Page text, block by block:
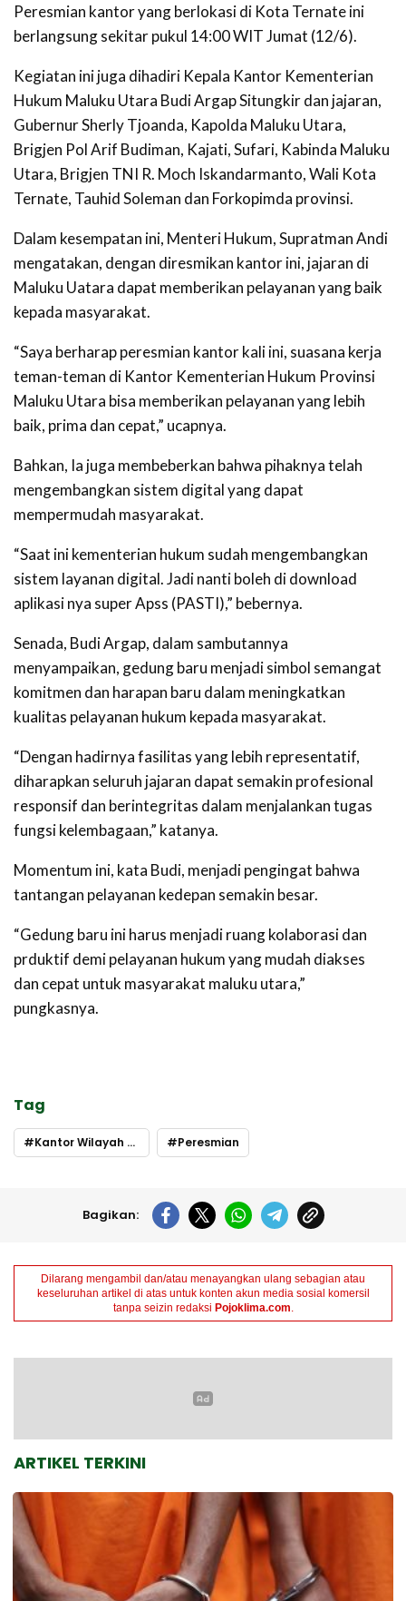
Peresmian kantor yang berlokasi di Kota Ternate ini
berlangsung sekitar pukul 14:00 WIT Jumat (12/6).
Kegiatan ini juga dihadiri Kepala Kantor Kementerian
Hukum Maluku Utara Budi Argap Situngkir dan jajaran,
Gubernur Sherly Tjoanda, Kapolda Maluku Utara,
Brigjen Pol Arif Budiman, Kajati, Sufari, Kabinda Maluku
Utara, Brigjen TNI R. Moch Iskandarmanto, Wali Kota
Ternate, Tauhid Soleman dan Forkopimda provinsi.
Dalam kesempatan ini, Menteri Hukum, Supratman Andi
mengatakan, dengan diresmikan kantor ini, jajaran di
Maluku Uatara dapat memberikan pelayanan yang baik
kepada masyarakat.
“Saya berharap peresmian kantor kali ini, suasana kerja
teman-teman di Kantor Kementerian Hukum Provinsi
Maluku Utara bisa memberikan pelayanan yang lebih
baik, prima dan cepat,” ucapnya.
Bahkan, Ia juga membeberkan bahwa pihaknya telah
mengembangkan sistem digital yang dapat
mempermudah masyarakat.
“Saat ini kementerian hukum sudah mengembangkan
sistem layanan digital. Jadi nanti boleh di download
aplikasi nya super Apss (PASTI),” bebernya.
Senada, Budi Argap, dalam sambutannya
menyampaikan, gedung baru menjadi simbol semangat
komitmen dan harapan baru dalam meningkatkan
kualitas pelayanan hukum kepada masyarakat.
“Dengan hadirnya fasilitas yang lebih representatif,
diharapkan seluruh jajaran dapat semakin profesional
responsif dan berintegritas dalam menjalankan tugas
fungsi kelembagaan,” katanya.
Momentum ini, kata Budi, menjadi pengingat bahwa
tantangan pelayanan kedepan semakin besar.
“Gedung baru ini harus menjadi ruang kolaborasi dan
prduktif demi pelayanan hukum yang mudah diakses
dan cepat untuk masyarakat maluku utara,”
pungkasnya.
Tag
Kantor Wilayah Kemenkum Malut Peresmian
Bagikan:
Dilarang mengambil dan/atau menayangkan ulang sebagian atau
keseluruhan artikel di atas untuk konten akun media sosial komersil
tanpa seizin redaksi Pojoklima.com.
ARTIKEL TERKINI